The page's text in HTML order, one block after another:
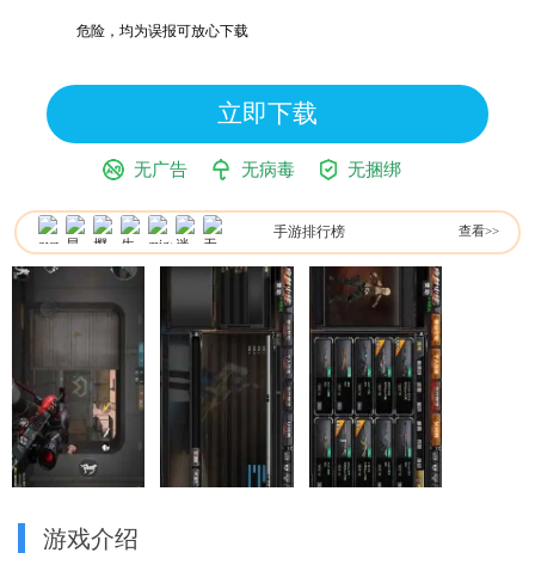
木马、危险，均为误报可放心下载
立即下载
无广告 无病毒 无捆绑
手游排行榜 查看>>
游戏介绍